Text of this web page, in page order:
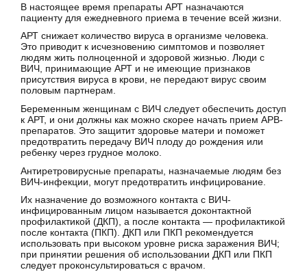
В настоящее время препараты АРТ назначаются
пациенту для ежедневного приема в течение всей жизни.
АРТ снижает количество вируса в организме человека.
Это приводит к исчезновению симптомов и позволяет
людям жить полноценной и здоровой жизнью. Люди с
ВИЧ, принимающие АРТ и не имеющие признаков
присутствия вируса в крови, не передают вирус своим
половым партнерам.
Беременным женщинам с ВИЧ следует обеспечить доступ
к АРТ, и они должны как можно скорее начать прием АРВ-
препаратов. Это защитит здоровье матери и поможет
предотвратить передачу ВИЧ плоду до рождения или
ребенку через грудное молоко.
Антиретровирусные препараты, назначаемые людям без
ВИЧ-инфекции, могут предотвратить инфицирование.
Их назначение до возможного контакта с ВИЧ-
инфицированным лицом называется доконтактной
профилактикой (ДКП), а после контакта — профилактикой
после контакта (ПКП). ДКП или ПКП рекомендуется
использовать при высоком уровне риска заражения ВИЧ;
при принятии решения об использовании ДКП или ПКП
следует проконсультироваться с врачом.